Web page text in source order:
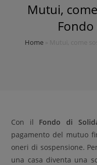
Mutui,
Home» Mutui, come
Con il Fondo di
pagamento del mutuo
oneri di sospensione.
una casa diventa una